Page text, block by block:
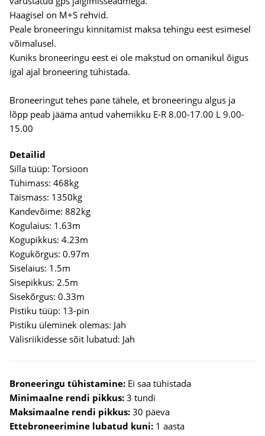
Haagisel on M+S rehvid.
Peale broneeringu kinnitamist maksa tehingu eest esimesel
võimalusel.
Kuniks broneeringu eest ei ole makstud on omanikul õigus
igal ajal broneering tühistada.
Broneeringut tehes pane tähele, et broneeringu algus ja
lõpp peab jääma antud vahemikku E-R 8.00-17.00 L 9.00-
15.00
Detailid
Silla tüüp: Torsioon
Tühimass: 468kg
Täismass: 1350kg
Kandevõime: 882kg
Kogulaius: 1.63m
Kogupikkus: 4.23m
Kogukõrgus: 0.97m
Siselaius: 1.5m
Sisepikkus: 2.5m
Sisekõrgus: 0.33m
Pistiku tüüp: 13-pin
Pistiku üleminek olemas: Jah
Välisriikidesse sõit lubatud: Jah
Broneeringu tühistamine: Ei saa tühistada
Minimaalne rendi pikkus: 3 tundi
Maksimaalne rendi pikkus: 30 päeva
Ettebroneerimine lubatud kuni: 1 aasta